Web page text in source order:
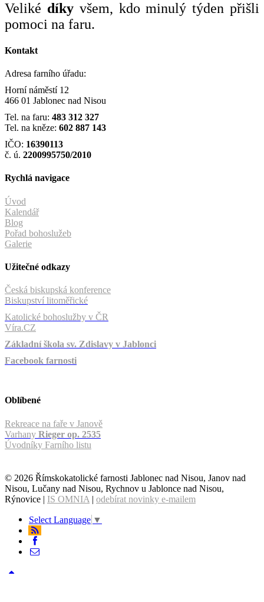
Veliké díkyvšem, kdo minulý týden přišli
pomoci na faru.
Kontakt
Adresa farního úřadu:
Horní náměstí 12
466 01 Jablonec nad Nisou
Tel. na faru: 483 312 327
Tel. na kněze: 602 887 143
IČO: 16390113
č. ú. 2200995750/2010
Rychlá navigace
Úvod
Kalendář
Blog
Pořad bohoslužeb
Galerie
Užitečné odkazy
Česká biskupská konference
Biskupství litoměřické
Katolické bohoslužby v ČR
Víra.CZ
Základní škola sv. Zdislavy v Jablonci
Facebook farnosti
Oblíbené
Rekreace na faře v Janově
Varhany Rieger op. 2535
Úvodníky Farního listu
© 2026 Římskokatolické farnosti Jablonec nad Nisou, Janov nad
Nisou, Lučany nad Nisou, Rychnov u Jablonce nad Nisou,
Rýnovice | IS OMNIA | odebírat novinky e-mailem
Select Language ▼